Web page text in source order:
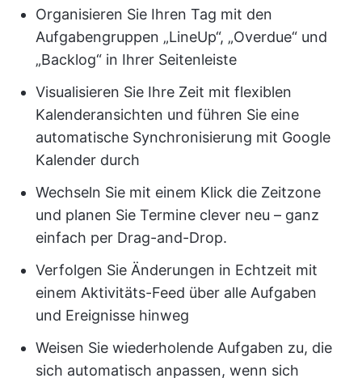
Organisieren Sie Ihren Tag mit den
Aufgabengruppen „LineUp“, „Overdue“ und
„Backlog“ in Ihrer Seitenleiste
Visualisieren Sie Ihre Zeit mit flexiblen
Kalenderansichten und führen Sie eine
automatische Synchronisierung mit Google
Kalender durch
Wechseln Sie mit einem Klick die Zeitzone
und planen Sie Termine clever neu – ganz
einfach per Drag-and-Drop.
Verfolgen Sie Änderungen in Echtzeit mit
einem Aktivitäts-Feed über alle Aufgaben
und Ereignisse hinweg
Weisen Sie wiederholende Aufgaben zu, die
sich automatisch anpassen, wenn sich